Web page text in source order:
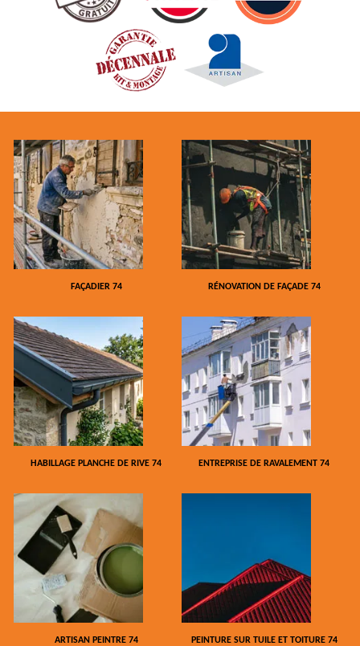
FAÇADIER 74 RÉNOVATION DE FAÇADE 74
HABILLAGE PLANCHE DE RIVE 74 ENTREPRISE DE RAVALEMENT 74
ARTISAN PEINTRE 74 PEINTURE SUR TUILE ET TOITURE 74